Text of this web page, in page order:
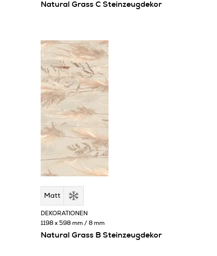
Natural Grass C Steinzeugdekor
Matt
Natural Grass B Steinzeugdekor
DEKORATIONEN
1198 x 598 mm / 8 mm